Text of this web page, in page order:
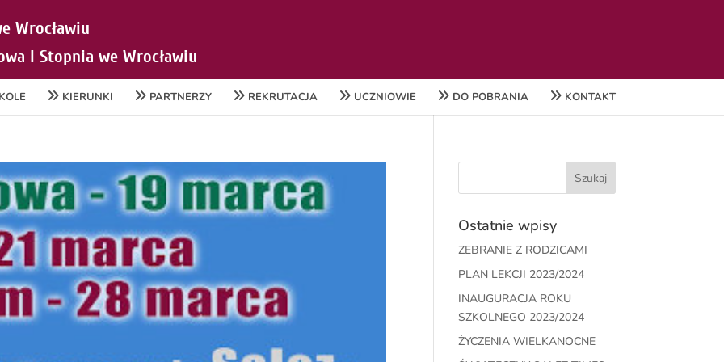
KIERUNKI PARTNERZY REKRUTACJA UCZNIOWIE DO POBRANIA KONTAKT
Ostatnie wpisy
ZEBRANIE Z RODZICAMI
PLAN LEKCJI 2023/2024
INAUGURACJA ROKU
SZKOLNEGO 2023/2024
ŻYCZENIA WIELKANOCNE